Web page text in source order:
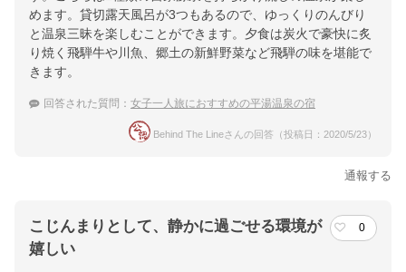
めます。貸切露天風呂が3つもあるので、ゆっくりのんびり
と温泉三昧を楽しむことができます。夕食は炭火で豪快に炙
り焼く飛騨牛や川魚、郷土の新鮮野菜など飛騨の味を堪能で
きます。
回答された質問： 女子一人旅におすすめの平湯温泉の宿
Behind The Lineさんの回答（投稿日：2020/5/23）
通報する
こじんまりとして、静かに過ごせる環境が
嬉しい
0